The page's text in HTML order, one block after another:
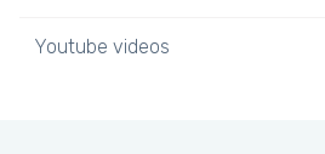
Youtube videos